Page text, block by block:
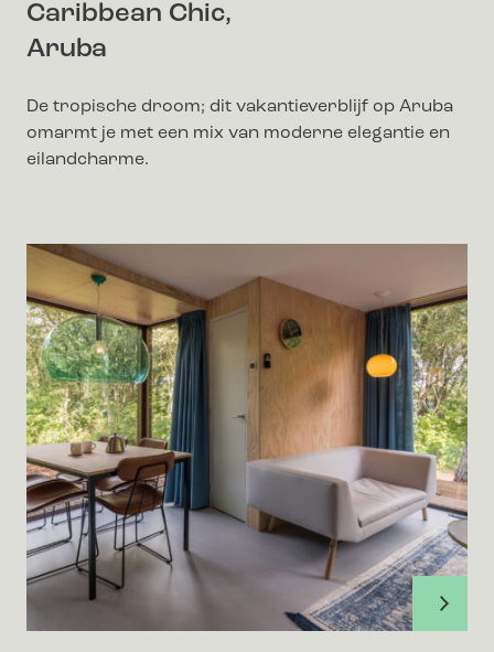
Caribbean Chic,
Aruba
De tropische droom; dit vakantieverblijf op Aruba
omarmt je met een mix van moderne elegantie en
eilandcharme.